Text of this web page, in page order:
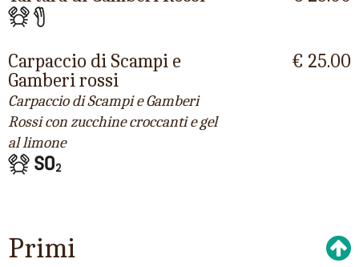
Carpaccio di Scampi e
Gamberi rossi
Carpaccio di Scampi e Gamberi
Rossi con zucchine croccanti e gel
al limone
€ 25.00
Primi